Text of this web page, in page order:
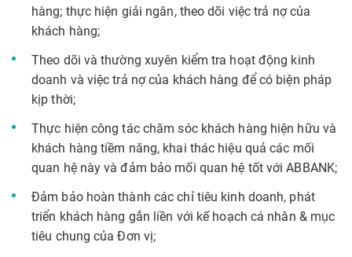
hàng; thực hiện giải ngân, theo dõi việc trả nợ của
khách hàng;
Theo dõi và thường xuyên kiểm tra hoạt động kinh
doanh và việc trả nợ của khách hàng để có biện pháp
kịp thời;
Thực hiện công tác chăm sóc khách hàng hiện hữu và
khách hàng tiềm năng, khai thác hiệu quả các mối
quan hệ này và đảm bảo mối quan hệ tốt với ABBANK;
Đảm bảo hoàn thành các chỉ tiêu kinh doanh, phát
triển khách hàng gắn liền với kế hoạch cá nhân & mục
tiêu chung của Đơn vị;